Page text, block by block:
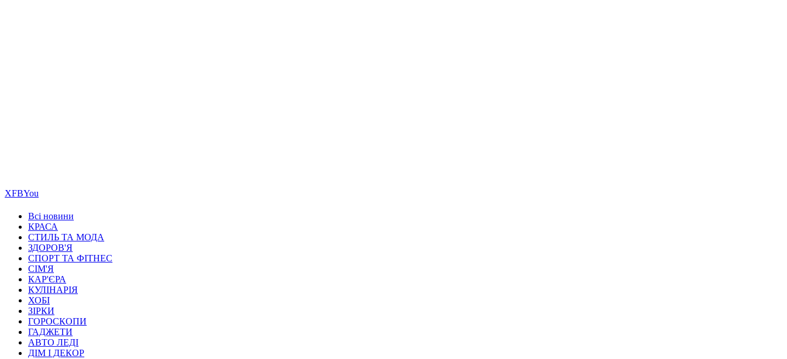
ХFBYou
Всі новини
КРАСА
СТИЛЬ ТА МОДА
ЗДОРОВ'Я
СПОРТ ТА ФІТНЕС
СІМ'Я
КАР'ЄРА
КУЛІНАРІЯ
ХОБІ
ЗІРКИ
ГОРОСКОПИ
ГАДЖЕТИ
АВТО ЛЕДІ
ДІМ І ДЕКОР